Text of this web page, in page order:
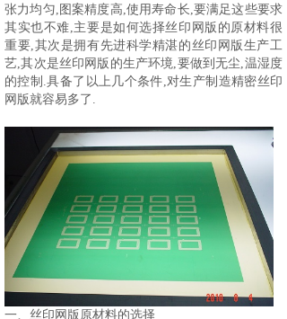
张力均匀,图案精度高,使用寿命长,要满足这些要求
其实也不难,主要是如何选择丝印网版的原材料很
重要,其次是拥有先进科学精湛的丝印网版生产工
艺,其次是丝印网版的生产环境,要做到无尘,温湿度
的控制.具备了以上几个条件,对生产制造精密丝印
网版就容易多了.
一、 丝印网版原材料的选择